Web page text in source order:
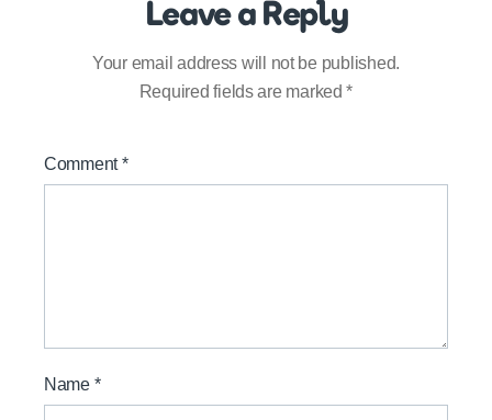
Leave a Reply
Your email address will not be published.
Required fields are marked*
Comment*
Name *